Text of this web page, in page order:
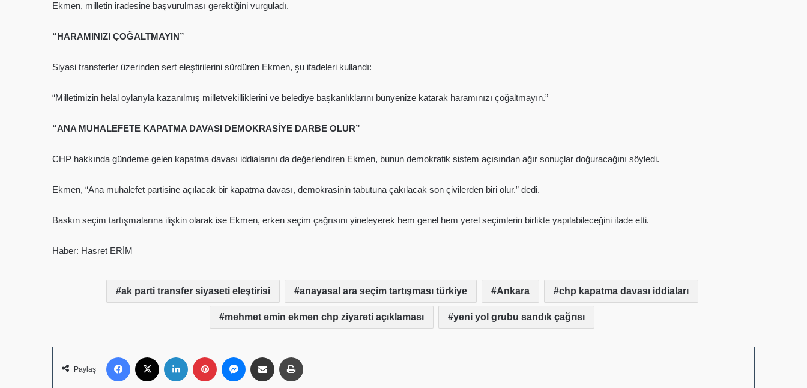
Ekmen, milletin iradesine başvurulması gerektiğini vurguladı.
“HARAMINIZI ÇOĞALTMAYIN”
Siyasi transferler üzerinden sert eleştirilerini sürdüren Ekmen, şu ifadeleri kullandı:
“Milletimizin helal oylarıyla kazanılmış milletvekilliklerini ve belediye başkanlıklarını bünyenize katarak haramınızı çoğaltmayın.”
“ANA MUHALEFETE KAPATMA DAVASI DEMOKRASİYE DARBE OLUR”
CHP hakkında gündeme gelen kapatma davası iddialarını da değerlendiren Ekmen, bunun demokratik sistem açısından ağır sonuçlar doğuracağını söyledi.
Ekmen, “Ana muhalefet partisine açılacak bir kapatma davası, demokrasinin tabutuna çakılacak son çivilerden biri olur.” dedi.
Baskın seçim tartışmalarına ilişkin olarak ise Ekmen, erken seçim çağrısını yineleyerek hem genel hem yerel seçimlerin birlikte yapılabileceğini ifade etti.
Haber: Hasret ERİM
ak parti transfer siyaseti eleştirisi anayasal ara seçim tartışması türkiye Ankara chp kapatma davası iddiaları
mehmet emin ekmen chp ziyareti açıklaması yeni yol grubu sandık çağrısı
Paylaş
Facebook LinkedIn PinterestMessenger
E-Posta ile paylaş